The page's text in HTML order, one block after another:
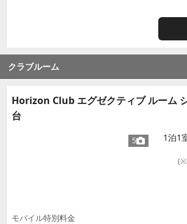
クラブルーム
Horizon Club エグゼクティブ ルーム
台
5
モバイル特別料金
1泊1
(※